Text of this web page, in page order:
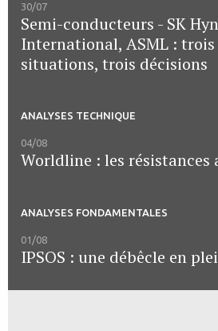
30/07
Semi-conducteurs - SK
International, ASML :
situations, trois décisions
ANALYSES TECHNIQUE
04/08
Worldline : les résistances
ANALYSES FONDAMENTALES
01/08
IPSOS : une débêcle en